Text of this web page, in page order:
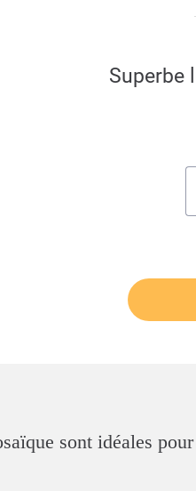
Superbe
sont idéales